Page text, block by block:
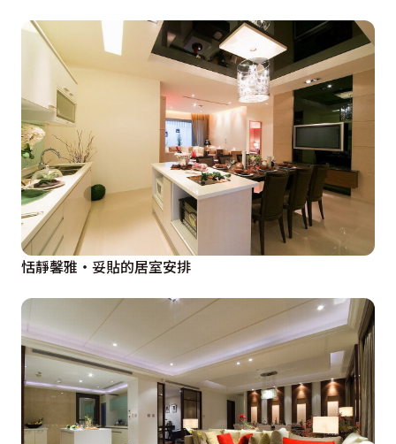
恬靜馨雅‧妥貼的居室安排